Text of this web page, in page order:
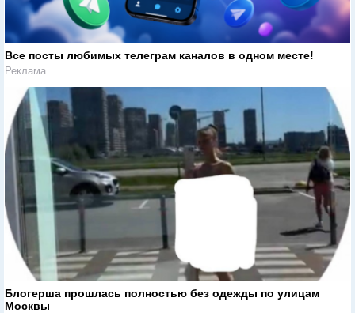
Все посты любимых телеграм каналов в одном месте!
Реклама
Блогерша прошлась полностью без одежды по улицам
Москвы